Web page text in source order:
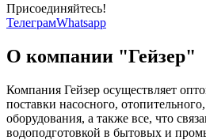
Присоединяйтесь!
ТелеграмWhatsapp
О компании "Гейзер"
Компания Гейзер осуществляет
поставки насосного,
оборудования, а также все, что
водоподготовкой в бытовых и